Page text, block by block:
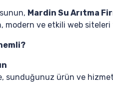
Mardin Su Arıtma
ve etkili web
sunduğunuz ürün ve